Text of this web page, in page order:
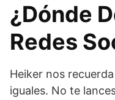
¿Dónde
Redes
Heiker nos
iguales. No te